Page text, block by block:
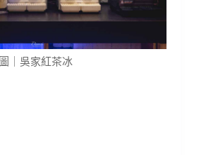
圖｜吳家紅茶冰